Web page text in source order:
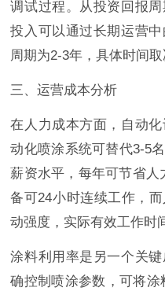
调试过程。从投资回报
投入可以通过长期运营
周期为2-3年，具体时间
三、运营成本分析
在人力成本方面，自动
动化喷涂系统可替代3-5
薪资水平，每年可节省人
备可24小时连续工作，
动强度，实际有效工作时
涂料利用率是另一个关
确控制喷涂参数，可将涂